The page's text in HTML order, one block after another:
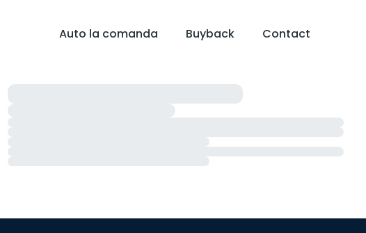
Auto la comanda Buyback Contact